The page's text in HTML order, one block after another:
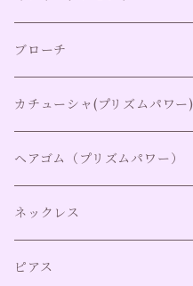
ブローチ
ブローチ全て
ブローチ
ピンブローチ
2wayネックレストップ
カチューシャ(プリズムパワー)
ヘアゴム（プリズムパワー）
ネックレス
ネックレス全て
ピアス